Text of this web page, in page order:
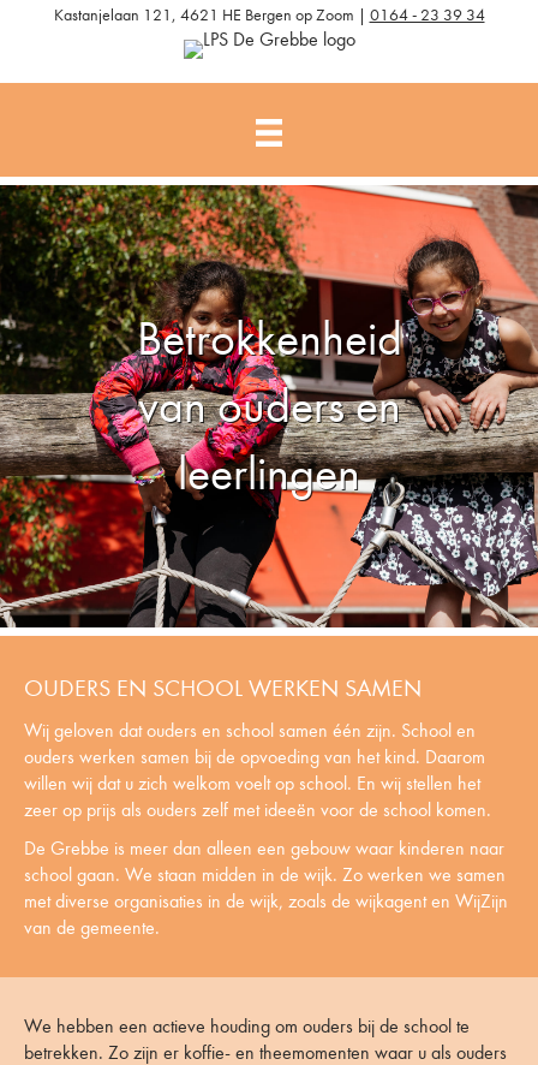
Kastanjelaan 121, 4621 HE Bergen op Zoom | 0164 - 23 39 34
Betrokkenheid
van ouders en
leerlingen
OUDERS EN SCHOOL WERKEN SAMEN
Wij geloven dat ouders en school samen één zijn. School en
ouders werken samen bij de opvoeding van het kind. Daarom
willen wij dat u zich welkom voelt op school. En wij stellen het
zeer op prijs als ouders zelf met ideeën voor de school komen.
De Grebbe is meer dan alleen een gebouw waar kinderen naar
school gaan. We staan midden in de wijk. Zo werken we samen
met diverse organisaties in de wijk, zoals de wijkagent en WijZijn
van de gemeente.
We hebben een actieve houding om ouders bij de school te
betrekken. Zo zijn er koffie- en theemomenten waar u als ouders